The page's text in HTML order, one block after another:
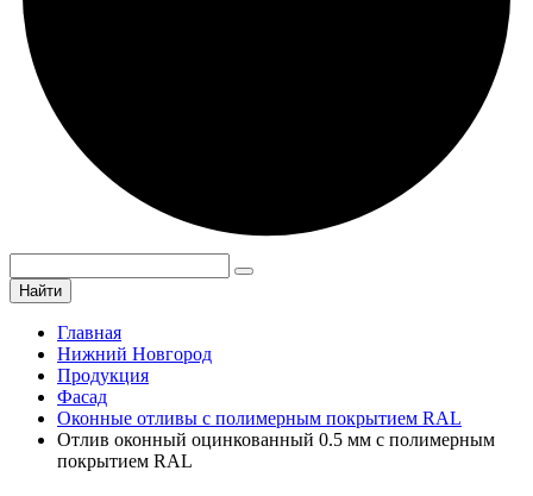
Найти
Главная
Нижний Новгород
Продукция
Фасад
Оконные отливы с полимерным покрытием RAL
Отлив оконный оцинкованный 0.5 мм с полимерным
покрытием RAL